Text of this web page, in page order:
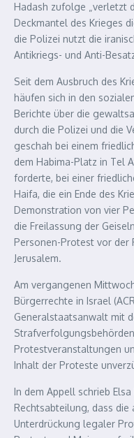
Hadash zufolge „verletzt
Deckmantel des Krieges
die Polizei nutzt die
Antikriegs- und Anti-
Seit dem Ausbruch des
häufen sich in den
Berichte über die
durch die Polizei und die
geschah bei einem
dem Habima-Platz in Tel
forderte, bei einer
Haifa, die ein Ende des
Demonstration von vier
die Freilassung der
Personen-Protest vor der
Jerusalem.
Am vergangenen
Bürgerrechte in Israel
Generalstaatsanwalt mit
Protestveranstaltungen
Inhalt der Proteste
In dem Appell schrieb
Rechtsabteilung, dass
Unterdrückung legaler